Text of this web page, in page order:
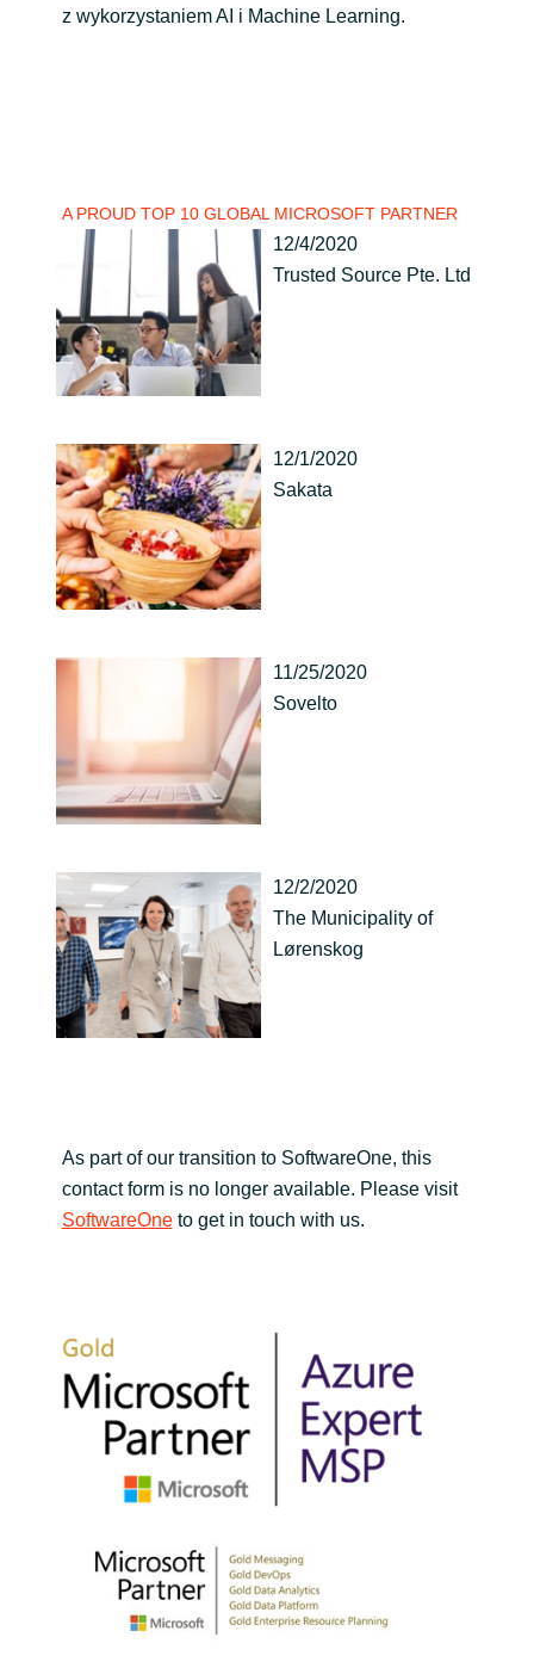
z wykorzystaniem AI i Machine Learning.
A PROUD TOP 10 GLOBAL MICROSOFT PARTNER
12/4/2020
Trusted Source Pte. Ltd
12/1/2020
Sakata
11/25/2020
Sovelto
12/2/2020
The Municipality of
Lørenskog
As part of our transition to SoftwareOne, this
contact form is no longer available. Please visit
SoftwareOneto get in touch with us.